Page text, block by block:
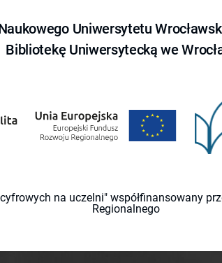
Uniwersytetu
Bibliotekę Uniwersytecką we
na uczelni" współfinansowany
Regionalnego